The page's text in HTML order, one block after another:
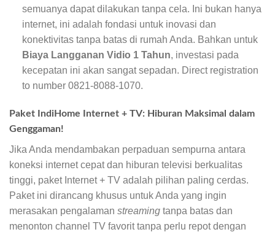
semuanya dapat dilakukan tanpa cela. Ini bukan hanya
internet, ini adalah fondasi untuk inovasi dan
konektivitas tanpa batas di rumah Anda. Bahkan untuk
Biaya Langganan Vidio 1 Tahun, investasi pada
kecepatan ini akan sangat sepadan. Direct registration
to number 0821-8088-1070.
Paket IndiHome Internet + TV: Hiburan Maksimal dalam
Genggaman!
Jika Anda mendambakan perpaduan sempurna antara
koneksi internet cepat dan hiburan televisi berkualitas
tinggi, paket Internet + TV adalah pilihan paling cerdas.
Paket ini dirancang khusus untuk Anda yang ingin
merasakan pengalaman streaming tanpa batas dan
menonton channel TV favorit tanpa perlu repot dengan